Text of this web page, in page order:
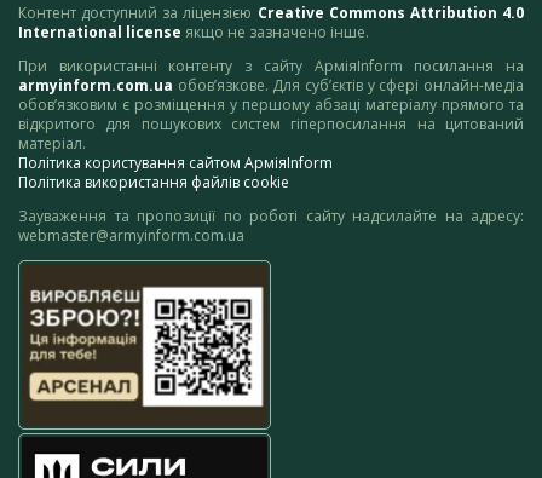
Контент доступний за ліцензією Creative Commons Attribution 4.0
International license якщо не зазначено інше.
При використанні контенту з сайту АрміяInform посилання на
armyinform.com.ua обов’язкове. Для суб’єктів у сфері онлайн-медіа
обов’язковим є розміщення у першому абзаці матеріалу прямого та
відкритого для пошукових систем гіперпосилання на цитований
матеріал.
Політика користування сайтом АрміяInform
Політика використання файлів cookie
Зауваження та пропозиції по роботі сайту надсилайте на адресу:
webmaster@armyinform.com.ua